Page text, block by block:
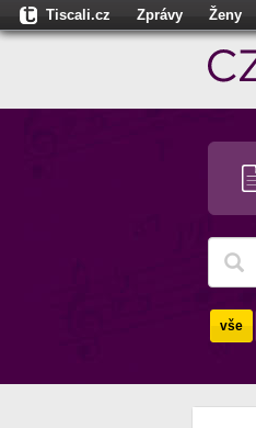
Tiscali.cz Zprávy Ženy
Sport
vše